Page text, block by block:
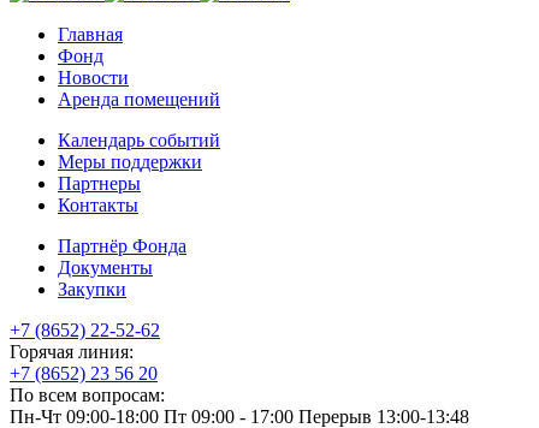
Главная
Фонд
Новости
Аренда помещений
Календарь событий
Меры поддержки
Партнеры
Контакты
Партнёр Фонда
Документы
Закупки
+7 (8652) 22-52-62
Горячая линия:
+7 (8652) 23 56 20
По всем вопросам:
Пн-Чт 09:00-18:00 Пт 09:00 - 17:00 Перерыв 13:00-13:48